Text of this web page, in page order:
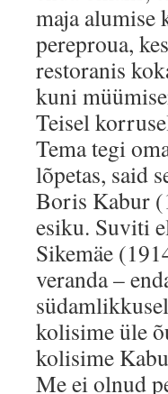
maja alumise
pereproua,
restoranis
kuni
Teisel
Tema tegi
lõpetas, said
Boris Kabur
esiku. Suviti
Sikemäe
veranda –
kolisime üle
kolisime
Me ei olnud